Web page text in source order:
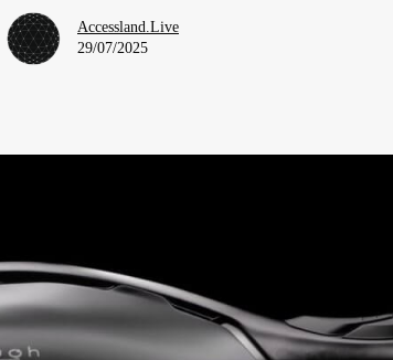
Accessland.Live
29/07/2025